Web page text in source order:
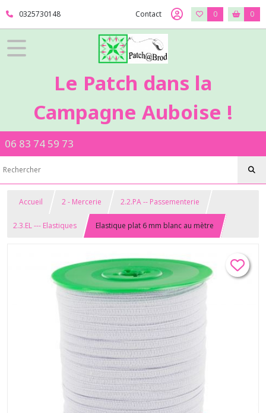
0325730148 Contact 0 0
Le Patch dans la
Campagne Auboise !
06 83 74 59 73
Accueil 2 - Mercerie 2.2.PA -- Passementerie
2.3.EL --- Elastiques Elastique plat 6 mm blanc au mètre